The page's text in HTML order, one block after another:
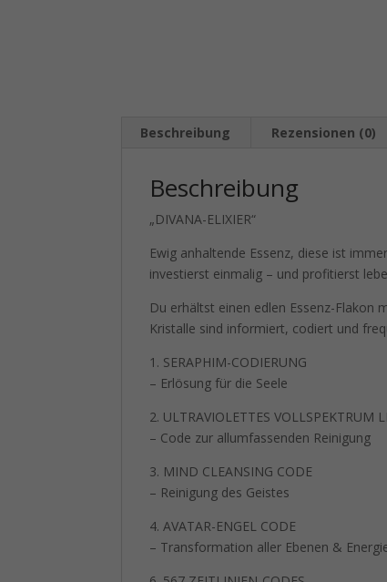
Beschreibung Rezensionen (0)
Beschreibung
„DIVANA-ELIXIER“
Ewig anhaltende Essenz, diese ist
investierst einmalig – und profitierst
Du erhältst einen edlen Essenz-Flakon
Kristalle sind informiert, codiert und
1. SERAPHIM-CODIERUNG
– Erlösung für die Seele
2. ULTRAVIOLETTES VOLLSPEKTRUM
– Code zur allumfassenden Reinigung
3. MIND CLEANSING CODE
– Reinigung des Geistes
4. AVATAR-ENGEL CODE
– Transformation aller Ebenen &